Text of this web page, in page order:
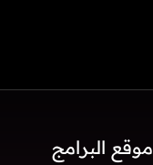
موقع البرامج